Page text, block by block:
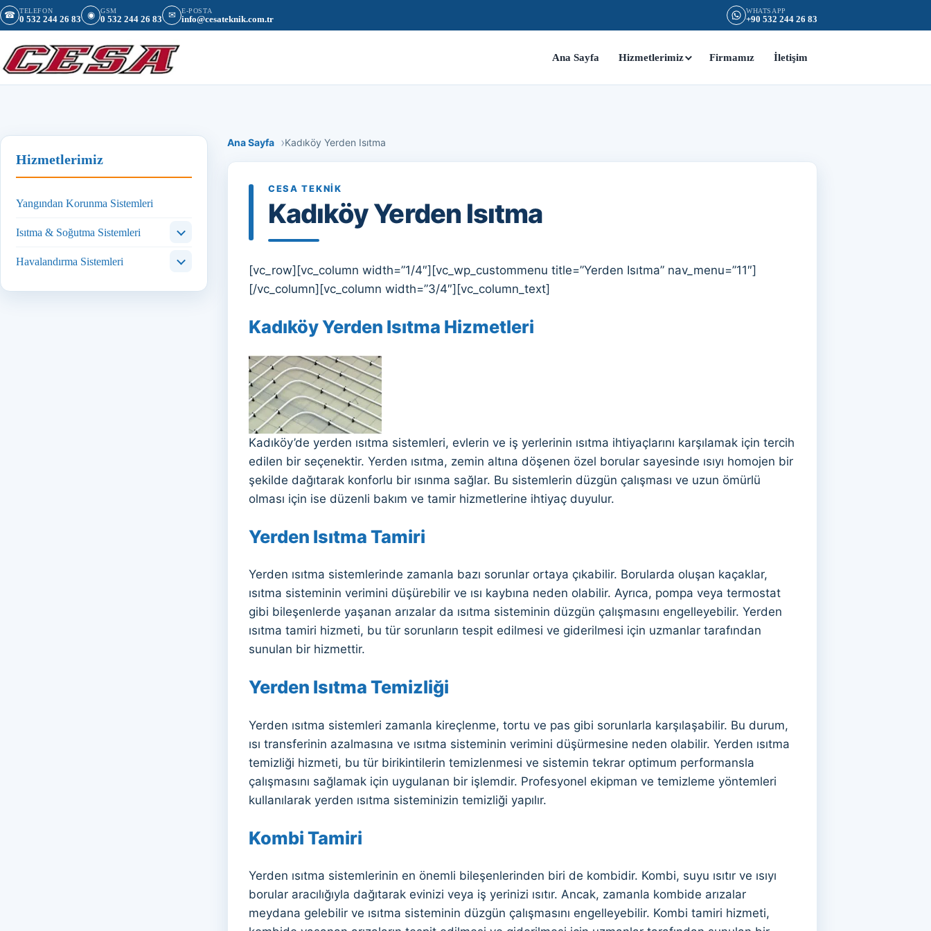
İçeriğe geç
☎ TELEFON
0 532 244 26 83 ◉ GSM
0 532 244 26 83 ✉ E-POSTA
info@cesateknik.com.tr
WHATSAPP
+90 532 244 26 83
Ana Sayfa Hizmetlerimiz Firmamız İletişim
Hizmetlerimiz
Yangından Korunma Sistemleri
Isıtma & Soğutma Sistemleri
Havalandırma Sistemleri
Ana Sayfa Kadıköy Yerden Isıtma
CESA TEKNIK
Kadıköy Yerden Isıtma
[vc_row][vc_column width=”1/4″][vc_wp_custommenu title=”Yerden Isıtma” nav_menu=”11″]
[/vc_column][vc_column width=”3/4″][vc_column_text]
Kadıköy Yerden Isıtma Hizmetleri
Kadıköy’de yerden ısıtma sistemleri, evlerin ve iş yerlerinin ısıtma ihtiyaçlarını karşılamak için tercih
edilen bir seçenektir. Yerden ısıtma, zemin altına döşenen özel borular sayesinde ısıyı homojen bir
şekilde dağıtarak konforlu bir ısınma sağlar. Bu sistemlerin düzgün çalışması ve uzun ömürlü
olması için ise düzenli bakım ve tamir hizmetlerine ihtiyaç duyulur.
Yerden Isıtma Tamiri
Yerden ısıtma sistemlerinde zamanla bazı sorunlar ortaya çıkabilir. Borularda oluşan kaçaklar,
ısıtma sisteminin verimini düşürebilir ve ısı kaybına neden olabilir. Ayrıca, pompa veya termostat
gibi bileşenlerde yaşanan arızalar da ısıtma sisteminin düzgün çalışmasını engelleyebilir. Yerden
ısıtma tamiri hizmeti, bu tür sorunların tespit edilmesi ve giderilmesi için uzmanlar tarafından
sunulan bir hizmettir.
Yerden Isıtma Temizliği
Yerden ısıtma sistemleri zamanla kireçlenme, tortu ve pas gibi sorunlarla karşılaşabilir. Bu durum,
ısı transferinin azalmasına ve ısıtma sisteminin verimini düşürmesine neden olabilir. Yerden ısıtma
temizliği hizmeti, bu tür birikintilerin temizlenmesi ve sistemin tekrar optimum performansla
çalışmasını sağlamak için uygulanan bir işlemdir. Profesyonel ekipman ve temizleme yöntemleri
kullanılarak yerden ısıtma sisteminizin temizliği yapılır.
Kombi Tamiri
Yerden ısıtma sistemlerinin en önemli bileşenlerinden biri de kombidir. Kombi, suyu ısıtır ve ısıyı
borular aracılığıyla dağıtarak evinizi veya iş yerinizi ısıtır. Ancak, zamanla kombide arızalar
meydana gelebilir ve ısıtma sisteminin düzgün çalışmasını engelleyebilir. Kombi tamiri hizmeti,